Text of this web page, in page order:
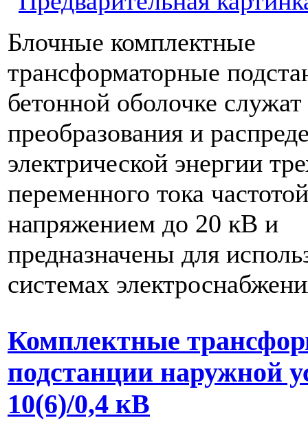
Блочные комплектные
трансформаторные
бетонной оболочке
преобразования и
электрической энергии
переменного тока
напряжением до 20 кВ и
предназначены для
системах
Комплектные
подстанции наружной
10(6)/0,4 кВ